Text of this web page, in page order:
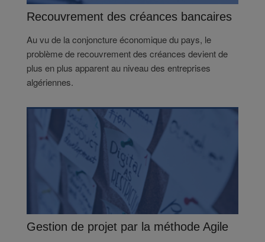
Recouvrement des créances bancaires
Au vu de la conjoncture économique du pays, le
problème de recouvrement des créances devient de
plus en plus apparent au niveau des entreprises
algériennes.
Gestion de projet par la méthode Agile